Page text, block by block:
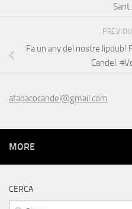
Sant
Fa un any del nostre lipdub!
Candel.
afapacocandel@gmail.com
MORE
CERCA
Cerca: